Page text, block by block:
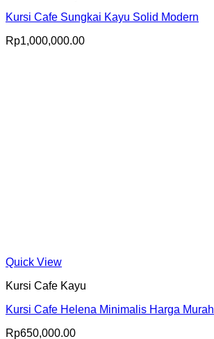
Kursi Cafe Sungkai Kayu Solid Modern
Rp1,000,000.00
Quick View
Kursi Cafe Kayu
Kursi Cafe Helena Minimalis Harga Murah
Rp650,000.00